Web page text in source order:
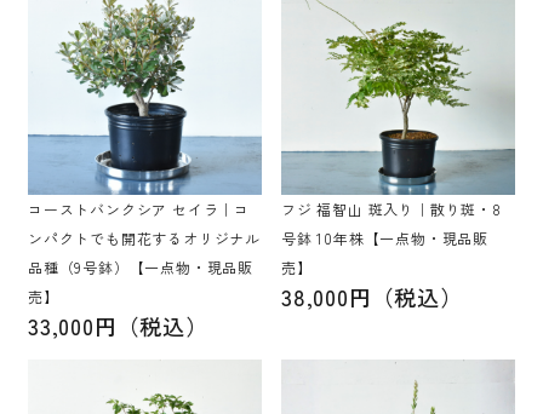
コーストバンクシア セイラ｜コ
ンパクトでも開花するオリジナル
品種（9号鉢）【一点物・現品販
売】
33,000円（税込）
フジ 福智山 斑入り｜散り斑・8
号鉢 10年株【一点物・現品販
売】
38,000円（税込）